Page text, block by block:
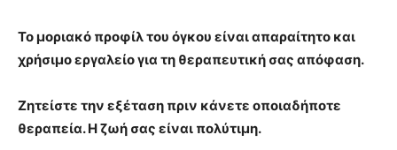
Το μοριακό προφίλ του όγκου είναι απαραίτητο και
χρήσιμο εργαλείο για τη θεραπευτική σας απόφαση.
Ζητείστε την εξέταση πριν κάνετε οποιαδήποτε
θεραπεία. Η ζωή σας είναι πολύτιμη.